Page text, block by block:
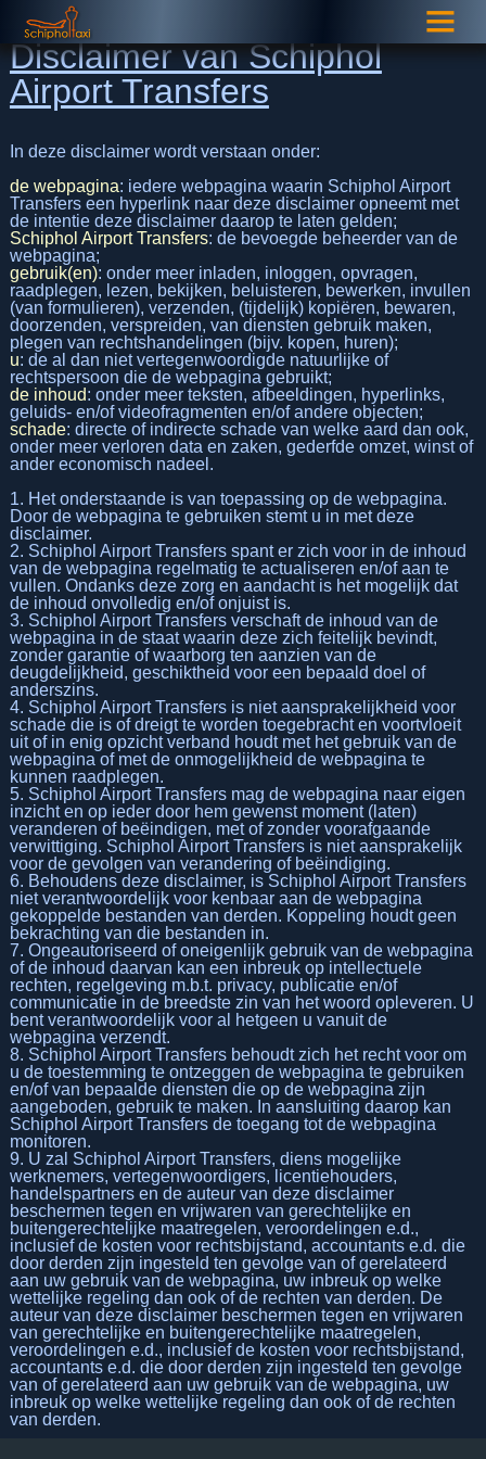
Disclaimer van Schiphol
Airport Transfers
In deze disclaimer wordt verstaan onder:
de webpagina: iedere webpagina waarin Schiphol Airport
Transfers een hyperlink naar deze disclaimer opneemt met
de intentie deze disclaimer daarop te laten gelden;
Schiphol Airport Transfers: de bevoegde beheerder van de
webpagina;
gebruik(en): onder meer inladen, inloggen, opvragen,
raadplegen, lezen, bekijken, beluisteren, bewerken, invullen
(van formulieren), verzenden, (tijdelijk) kopiëren, bewaren,
doorzenden, verspreiden, van diensten gebruik maken,
plegen van rechtshandelingen (bijv. kopen, huren);
u: de al dan niet vertegenwoordigde natuurlijke of
rechtspersoon die de webpagina gebruikt;
de inhoud: onder meer teksten, afbeeldingen, hyperlinks,
geluids- en/of videofragmenten en/of andere objecten;
schade: directe of indirecte schade van welke aard dan ook,
onder meer verloren data en zaken, gederfde omzet, winst of
ander economisch nadeel.
1. Het onderstaande is van toepassing op de webpagina.
Door de webpagina te gebruiken stemt u in met deze
disclaimer.
2. Schiphol Airport Transfers spant er zich voor in de inhoud
van de webpagina regelmatig te actualiseren en/of aan te
vullen. Ondanks deze zorg en aandacht is het mogelijk dat
de inhoud onvolledig en/of onjuist is.
3. Schiphol Airport Transfers verschaft de inhoud van de
webpagina in de staat waarin deze zich feitelijk bevindt,
zonder garantie of waarborg ten aanzien van de
deugdelijkheid, geschiktheid voor een bepaald doel of
anderszins.
4. Schiphol Airport Transfers is niet aansprakelijkheid voor
schade die is of dreigt te worden toegebracht en voortvloeit
uit of in enig opzicht verband houdt met het gebruik van de
webpagina of met de onmogelijkheid de webpagina te
kunnen raadplegen.
5. Schiphol Airport Transfers mag de webpagina naar eigen
inzicht en op ieder door hem gewenst moment (laten)
veranderen of beëindigen, met of zonder voorafgaande
verwittiging. Schiphol Airport Transfers is niet aansprakelijk
voor de gevolgen van verandering of beëindiging.
6. Behoudens deze disclaimer, is Schiphol Airport Transfers
niet verantwoordelijk voor kenbaar aan de webpagina
gekoppelde bestanden van derden. Koppeling houdt geen
bekrachting van die bestanden in.
7. Ongeautoriseerd of oneigenlijk gebruik van de webpagina
of de inhoud daarvan kan een inbreuk op intellectuele
rechten, regelgeving m.b.t. privacy, publicatie en/of
communicatie in de breedste zin van het woord opleveren. U
bent verantwoordelijk voor al hetgeen u vanuit de
webpagina verzendt.
8. Schiphol Airport Transfers behoudt zich het recht voor om
u de toestemming te ontzeggen de webpagina te gebruiken
en/of van bepaalde diensten die op de webpagina zijn
aangeboden, gebruik te maken. In aansluiting daarop kan
Schiphol Airport Transfers de toegang tot de webpagina
monitoren.
9. U zal Schiphol Airport Transfers, diens mogelijke
werknemers, vertegenwoordigers, licentiehouders,
handelspartners en de auteur van deze disclaimer
beschermen tegen en vrijwaren van gerechtelijke en
buitengerechtelijke maatregelen, veroordelingen e.d.,
inclusief de kosten voor rechtsbijstand, accountants e.d. die
door derden zijn ingesteld ten gevolge van of gerelateerd
aan uw gebruik van de webpagina, uw inbreuk op welke
wettelijke regeling dan ook of de rechten van derden. De
auteur van deze disclaimer beschermen tegen en vrijwaren
van gerechtelijke en buitengerechtelijke maatregelen,
veroordelingen e.d., inclusief de kosten voor rechtsbijstand,
accountants e.d. die door derden zijn ingesteld ten gevolge
van of gerelateerd aan uw gebruik van de webpagina, uw
inbreuk op welke wettelijke regeling dan ook of de rechten
van derden.